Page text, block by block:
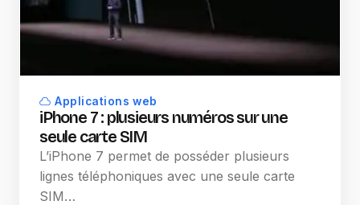
Applications web
iPhone 7 : plusieurs numéros sur une
seule carte SIM
L’iPhone 7 permet de posséder plusieurs
lignes téléphoniques avec une seule carte
SIM…